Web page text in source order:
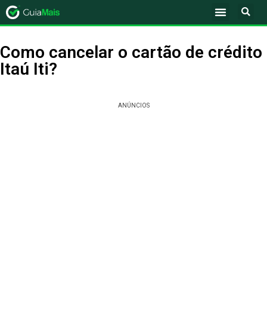
Como cancelar o cartão de crédito
Itaú Iti?
ANÚNCIOS